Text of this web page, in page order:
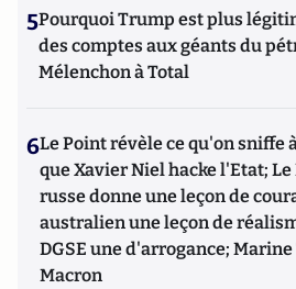
5Pourquoi Trump est plus
des comptes aux géants du
Mélenchon à Total
6Le Point révèle ce qu'on sniffe
que Xavier Niel hacke l'Etat;
russe donne une leçon de
australien une leçon de
DGSE une d'arrogance;
Macron